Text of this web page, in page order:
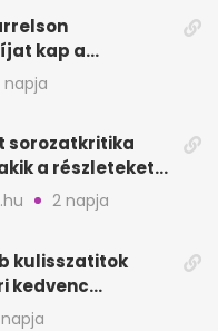
kap a
Filmfesztiválon
napja
sorozatkritika
a részleteket
2 napja
kulisszatitok
kedvenc
a Joy szerint